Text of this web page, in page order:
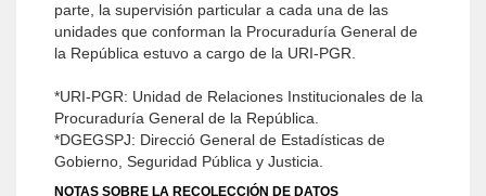
parte, la supervisión particular a cada una de las
unidades que conforman la Procuraduría General de
la República estuvo a cargo de la URI-PGR.
*URI-PGR: Unidad de Relaciones Institucionales de la
Procuraduría General de la República.
*DGEGSPJ: Direcció General de Estadísticas de
Gobierno, Seguridad Pública y Justicia.
NOTAS SOBRE LA RECOLECCIÓN DE DATOS